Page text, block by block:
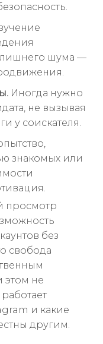
лишнего шума —
Иногда нужно
не вызывая
у соискателя.
знакомых или
просмотр
без
свобода
этом не
и какие
другим.